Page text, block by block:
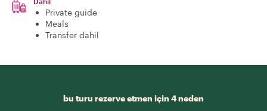
Private guide
Meals
Transfer dahil
bu turu rezerve etmen için 4 neden